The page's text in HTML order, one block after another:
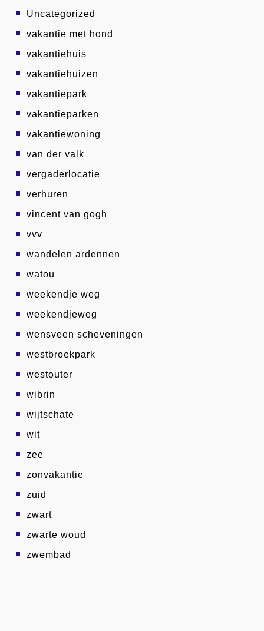
Uncategorized
vakantie met hond
vakantiehuis
vakantiehuizen
vakantiepark
vakantieparken
vakantiewoning
van der valk
vergaderlocatie
verhuren
vincent van gogh
vvv
wandelen ardennen
watou
weekendje weg
weekendjeweg
wensveen scheveningen
westbroekpark
westouter
wibrin
wijtschate
wit
zee
zonvakantie
zuid
zwart
zwarte woud
zwembad